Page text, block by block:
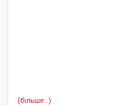
(більше…)